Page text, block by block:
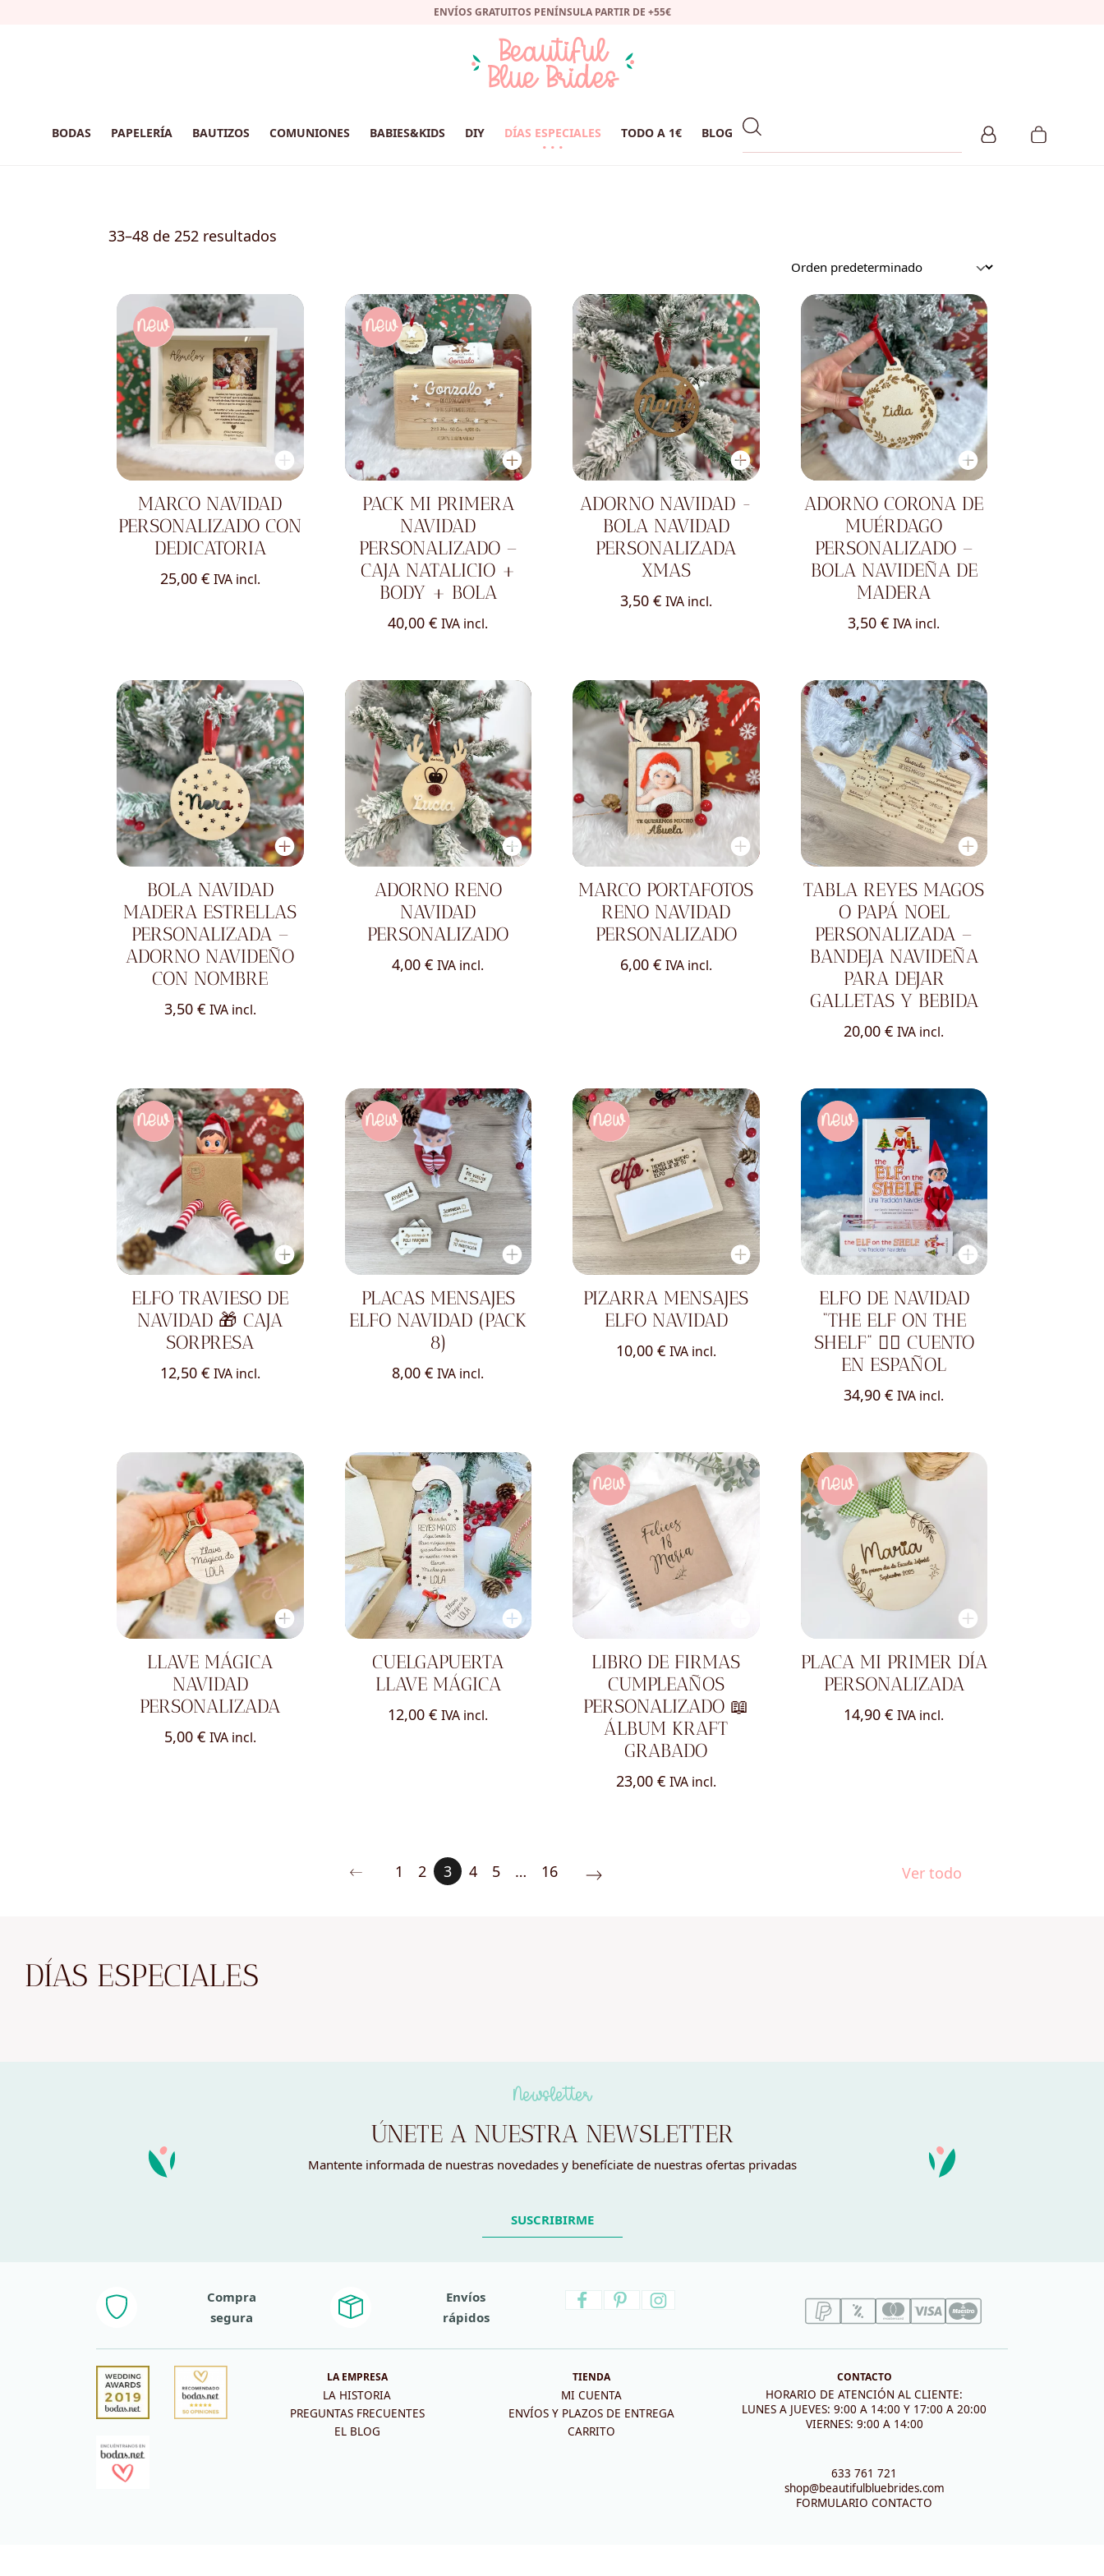
ENVÍOS GRATUITOS PENÍNSULA PARTIR DE +55€
BODAS PAPELERÍA BAUTIZOS COMUNIONES BABIES&KIDS DIY DÍAS ESPECIALES TODO A 1€ BLOG
33–48 de 252 resultados
MARCO NAVIDAD
PERSONALIZADO CON
DEDICATORIA
25,00 € IVA incl.
PACK MI PRIMERA
NAVIDAD
PERSONALIZADO –
CAJA NATALICIO +
BODY + BOLA
40,00€ IVA incl.
ADORNO NAVIDAD -
BOLA NAVIDAD
PERSONALIZADA
XMAS
3,50 € IVA incl.
ADORNO CORONA DE
MUÉRDAGO
PERSONALIZADO –
BOLA NAVIDEÑA DE
MADERA
3,50€ IVA incl.
BOLA NAVIDAD
MADERA ESTRELLAS
PERSONALIZADA –
ADORNO NAVIDEÑO
CON NOMBRE
3,50 € IVA incl.
ADORNO RENO
NAVIDAD
PERSONALIZADO
4,00€ IVA incl.
MARCO PORTAFOTOS
RENO NAVIDAD
PERSONALIZADO
6,00 € IVA incl.
TABLA REYES MAGOS
O PAPÁ NOEL
PERSONALIZADA –
BANDEJA NAVIDEÑA
PARA DEJAR
GALLETAS Y BEBIDA
20,00€ IVA incl.
ELFO TRAVIESO DE
NAVIDAD 🎁 CAJA
SORPRESA
12,50 € IVA incl.
PLACAS MENSAJES
ELFO NAVIDAD (PACK
8)
8,00€ IVA incl.
PIZARRA MENSAJES
ELFO NAVIDAD
10,00 € IVA incl.
ELFO DE NAVIDAD
“THE ELF ON THE
SHELF” 🧝‍♀️ CUENTO
EN ESPAÑOL
34,90€ IVA incl.
LLAVE MÁGICA
NAVIDAD
PERSONALIZADA
5,00 € IVA incl.
CUELGAPUERTA
LLAVE MÁGICA
12,00€ IVA incl.
LIBRO DE FIRMAS
CUMPLEAÑOS
PERSONALIZADO 📖
ÁLBUM KRAFT
GRABADO
23,00 € IVA incl.
PLACA MI PRIMER DÍA
PERSONALIZADA
14,90€ IVA incl.
1 2 3 4 5 … 16 Ver todo
DÍAS ESPECIALES
Newsletter
ÚNETE A NUESTRA NEWSLETTER
Mantente informada de nuestras novedades y benefíciate de nuestras ofertas privadas
SUSCRIBIRME
Compra
segura
Envíos
rápidos
LA EMPRESA
LA HISTORIA
PREGUNTAS FRECUENTES
EL BLOG
TIENDA
MI CUENTA
ENVÍOS Y PLAZOS DE ENTREGA
CARRITO
CONTACTO
HORARIO DE ATENCIÓN AL CLIENTE:
LUNES A JUEVES: 9:00 A 14:00 Y 17:00 A 20:00
VIERNES: 9:00 A 14:00
633 761 721
shop@beautifulbluebrides.com
FORMULARIO CONTACTO